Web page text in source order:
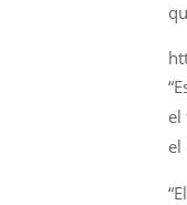
el
el